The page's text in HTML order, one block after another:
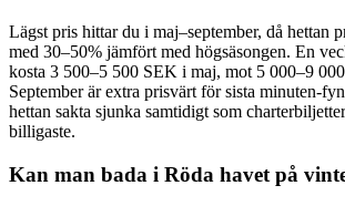
Lägst pris hittar du i maj–september, då hettan
med 30–50% jämfört med högsäsongen. En
kosta 3 500–5 500 SEK i maj, mot 5 000–9
September är extra prisvärt för sista minuten-
hettan sakta sjunka samtidigt som
billigaste.
Kan man bada i Röda havet på